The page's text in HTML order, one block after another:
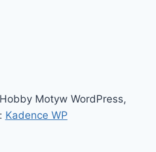
Motyw WordPress,
Kadence WP